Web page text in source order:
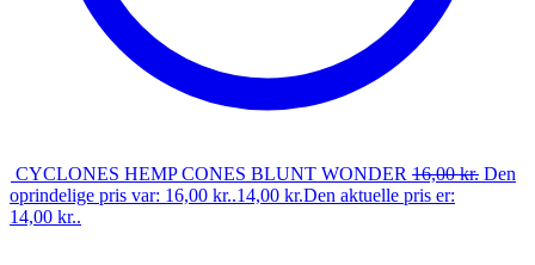
CYCLONES HEMP CONES BLUNT WONDER 16,00kr. Den
oprindelige pris var: 16,00 kr..14,00 kr.Den aktuelle pris er:
14,00 kr..